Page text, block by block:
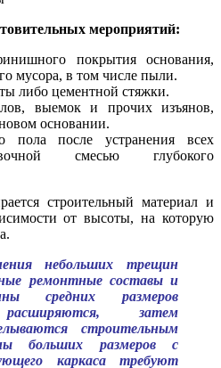
мероприятий:
покрытия основания,
мусора, в том числе пыли.
либо цементной стяжки.
выемок и прочих изъянов,
основании.
пола после устранения всех
смесью глубокого
строительный материал и
от высоты, на которую
небольших трещин
ремонтные составы и
средних размеров
расширяются, затем
строительным
больших размеров с
каркаса требуют